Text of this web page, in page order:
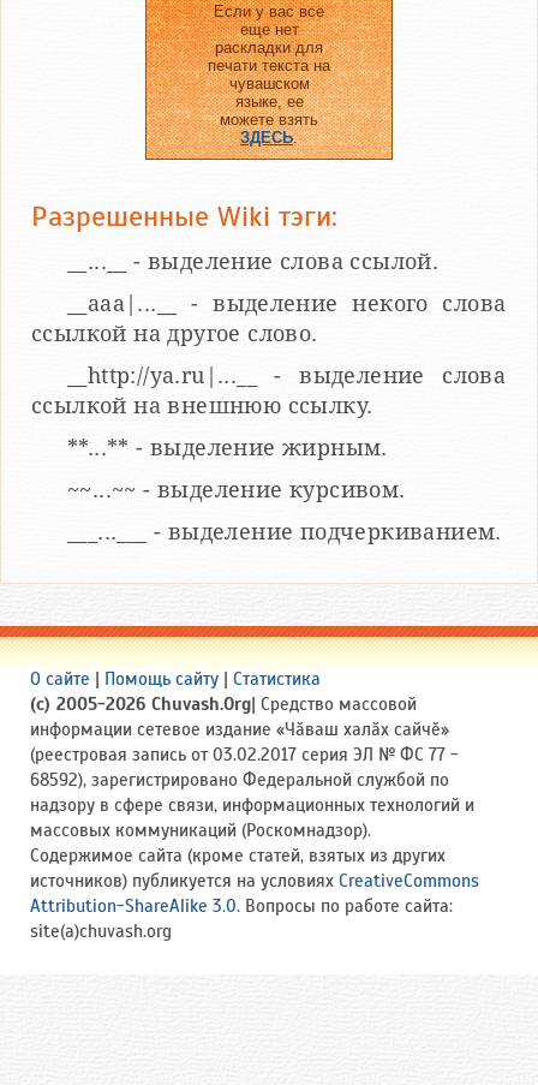
Если у вас все
еще нет
раскладки для
печати текста на
чувашском
языке, ее
можете взять
ЗДЕСЬ.
Разрешенные Wiki тэги:
__...__ - выделение слова ссылой.
__aaa|...__ - выделение некого слова
ссылкой на другое слово.
__http://ya.ru|...__ - выделение слова
ссылкой на внешнюю ссылку.
**...** - выделение жирным.
~~...~~ - выделение курсивом.
___...___ - выделение подчеркиванием.
О сайте | Помощь сайту | Статистика
(c) 2005-2026 Chuvash.Org| Средство массовой
информации сетевое издание «Чӑваш халӑх сайчӗ»
(реестровая запись от 03.02.2017 серия ЭЛ № ФС 77 -
68592), зарегистрировано Федеральной службой по
надзору в сфере связи, информационных технологий и
массовых коммуникаций (Роскомнадзор).
Содержимое сайта (кроме статей, взятых из других
источников) публикуется на условиях CreativeCommons
Attribution-ShareAlike 3.0. Вопросы по работе сайта:
site(a)chuvash.org